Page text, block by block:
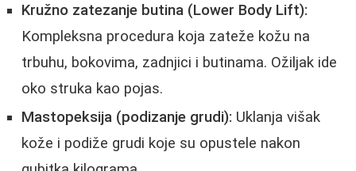
Kružno zatezanje butina (Lower Body Lift):
Kompleksna procedura koja zateže kožu na
trbuhu, bokovima, zadnjici i butinama. Ožiljak ide
oko struka kao pojas.
Mastopeksija (podizanje grudi): Uklanja višak
kože i podiže grudi koje su opustele nakon